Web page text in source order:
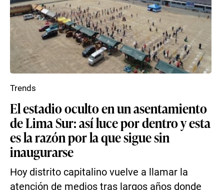
El estadio oculto en un asentamiento
de Lima Sur: así luce por dentro y esta
es la razón por la que sigue sin
inaugurarse
Hoy distrito capitalino vuelve a llamar la
atención de medios tras largos años donde
Trends